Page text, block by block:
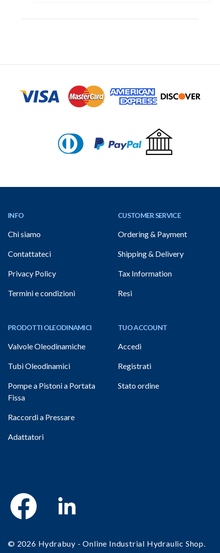
INFO
Chi siamo
Contattateci
Privacy Policy
Termini e condizioni
PRODOTTI OLEODINAMICI
Valvole Oleodinamiche
Tubi Oleodinamici
Pompe a Pistoni a Portata
Fissa
Raccordi a Pressare
Adattatori
CUSTOMER SERVICE
Ordering & Payment
Shipping & Delivery
Tax Information
Resi
TUO ACCOUNT
Accedi
Registrati
Stato ordine
Facebook Linkedin
© 2026 Hydrabuy - Online Industrial Hydraulic Shop.